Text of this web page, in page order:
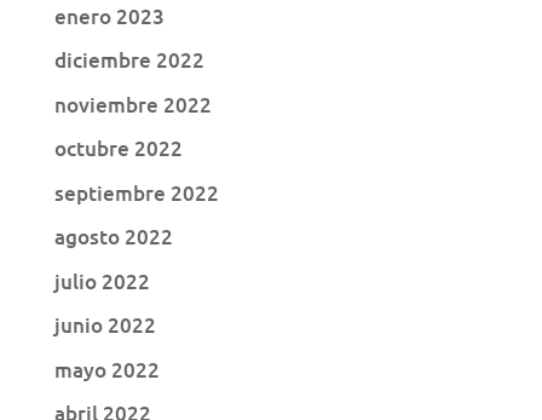
enero 2023
diciembre 2022
noviembre 2022
octubre 2022
septiembre 2022
agosto 2022
julio 2022
junio 2022
mayo 2022
abril 2022